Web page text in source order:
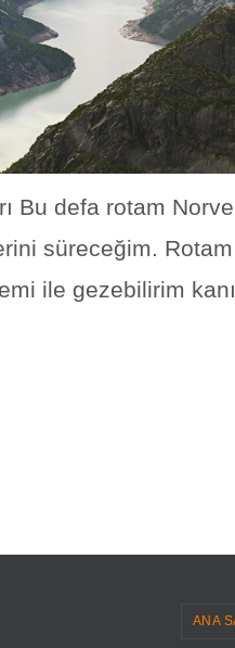
Bu defa rotam
süreceğim.
ile gezebilirim
ANA